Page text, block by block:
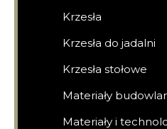
Krzesła
Krzesła do jadalni
Krzesła stołowe
Materiały
Materiały i